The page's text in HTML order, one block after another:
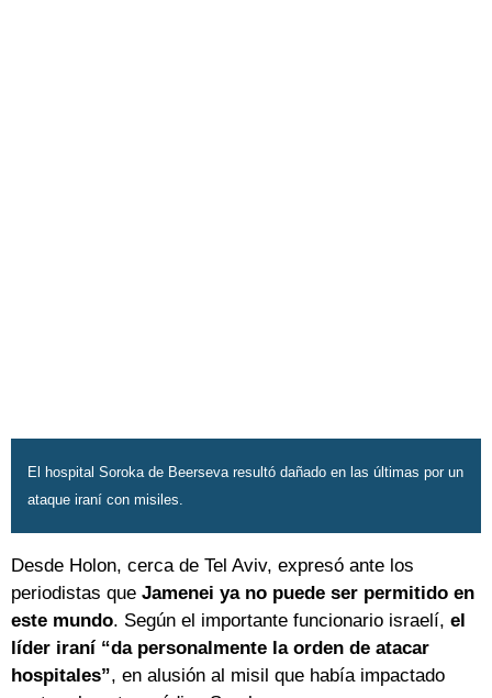
El hospital Soroka de Beerseva resultó dañado en las últimas por un
ataque iraní con misiles.
Desde Holon, cerca de Tel Aviv, expresó ante los
periodistas que Jamenei ya no puede ser permitido en
este mundo. Según el importante funcionario israelí, el
líder iraní “da personalmente la orden de atacar
hospitales”, en alusión al misil que había impactado